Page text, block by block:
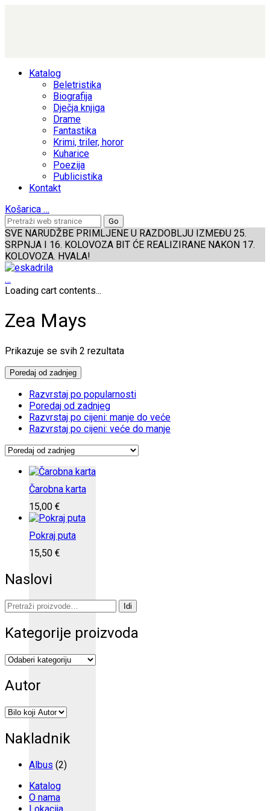
Katalog
Beletristika
Biografija
Dječja knjiga
Drame
Fantastika
Krimi, triler, horor
Kuharice
Poezija
Publicistika
Kontakt
Košarica …
SVE NARUDŽBE PRIMLJENE U RAZDOBLJU IZMEĐU 25.
SRPNJA I 16. KOLOVOZA BIT ĆE REALIZIRANE NAKON 17.
KOLOVOZA. HVALA!
…
Loading cart contents...
Zea Mays
Prikazuje se svih 2 rezultataPoredano
Poredaj od zadnjeg
Razvrstaj po popularnosti
Poredaj od zadnjeg
Razvrstaj po cijeni: manje do veće
Razvrstaj po cijeni: veće do manje
Čarobna karta
15,00 €
Pokraj puta
15,50 €
Naslovi
Pretraži: Idi
Kategorije proizvoda
Autor
Nakladnik
Albus (2)
Katalog
O nama